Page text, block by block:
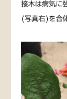
接木は病気に
(写真右)を合